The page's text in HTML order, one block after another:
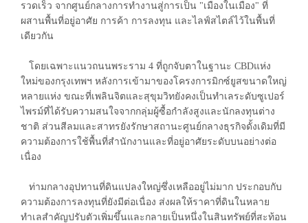
รวดเร็ว จากศูนย์กลางการทำงานสู่การเป็น "เมืองในเมือง" ที่
ผสานพื้นที่อยู่อาศัย การค้า การลงทุน และไลฟ์สไตล์ไว้ในพื้นที่
เดียวกัน
โดยเฉพาะแนวถนนพระราม 4 ที่ถูกจับตาในฐานะ CBDแห่ง
ใหม่ของกรุงเทพฯ หลังการเข้ามาของโครงการมิกซ์ยูสขนาดใหญ่
หลายแห่ง ขณะที่เพลินจิตและสุขุมวิทยังคงเป็นทำเลระดับซูเปอร์
ไพรม์ที่ได้รับความสนใจจากกลุ่มผู้ซื้อกำลังสูงและนักลงทุนต่าง
ชาติ ส่วนสีลมและสาทรยังรักษาสถานะศูนย์กลางธุรกิจดั้งเดิมที่มี
ความต้องการใช้พื้นที่สำนักงานและที่อยู่อาศัยระดับบนอย่างต่อ
เนื่อง
ท่ามกลางอุปทานที่ดินแปลงใหญ่ซึ่งเหลืออยู่ไม่มาก ประกอบกับ
ความต้องการลงทุนที่ยังมีต่อเนื่อง ส่งผลให้ราคาที่ดินในหลาย
ทำเลสำคัญปรับตัวเพิ่มขึ้นและกลายเป็นหนึ่งในสินทรัพย์ที่สะท้อน